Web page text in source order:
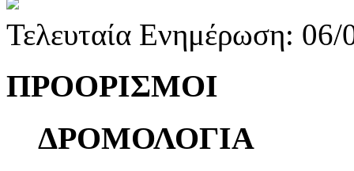
Τελευταία Ενημέρωση:
ΠΡΟΟΡΙΣΜΟΙ
ΔΡΟΜΟΛΟΓΙΑ